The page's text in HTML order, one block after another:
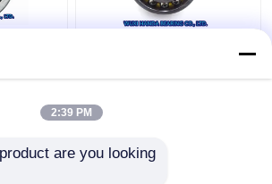
の接
ング
SKF 4ポイント接触のボ
QJ 226 N2MA
2:39 PM
are you looking